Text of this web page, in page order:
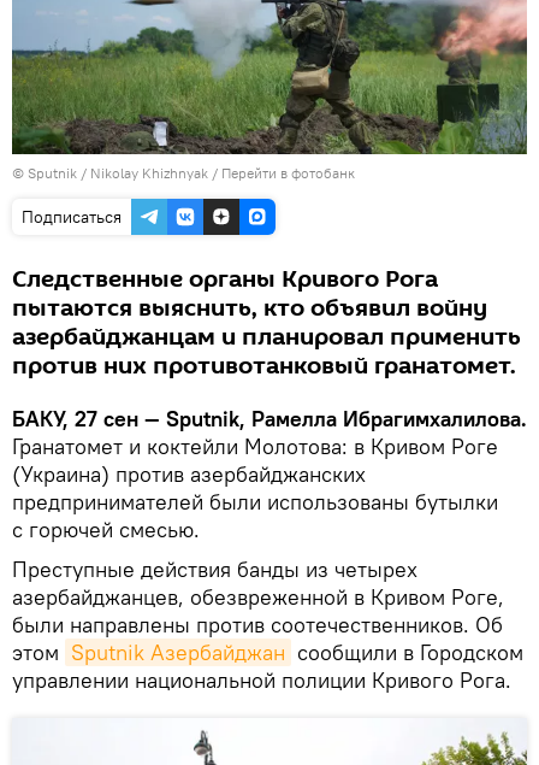
© Sputnik / Nikolay Khizhnyak / Перейти в фотобанк
Подписаться
Следственные органы Кривого Рога
пытаются выяснить, кто объявил войну
азербайджанцам и планировал применить
против них противотанковый гранатомет.
БАКУ, 27 сен — Sputnik, Рамелла Ибрагимхалилова.
Гранатомет и коктейли Молотова: в Кривом Роге
(Украина) против азербайджанских
предпринимателей были использованы бутылки
с горючей смесью.
Преступные действия банды из четырех
азербайджанцев, обезвреженной в Кривом Роге,
были направлены против соотечественников. Об
этом Sputnik Азербайджан сообщили в Городском
управлении национальной полиции Кривого Рога.